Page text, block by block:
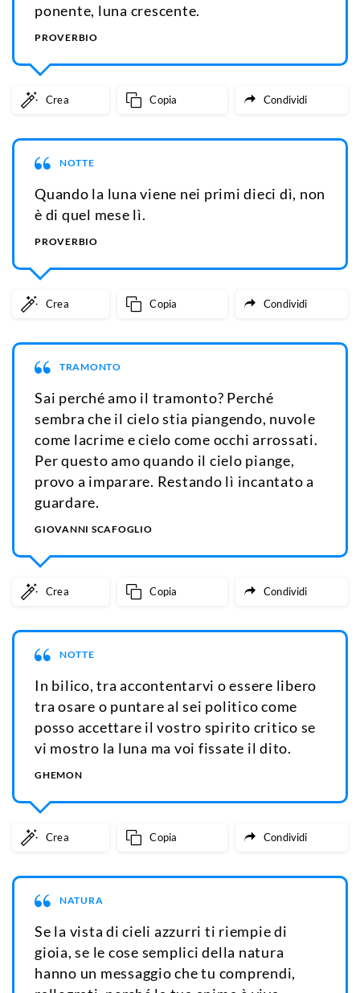
ponente, luna crescente.
PROVERBIO
Crea Copia Condividi
NOTTE
Quando la luna viene nei primi dieci dì, non
è di quel mese lì.
PROVERBIO
Crea Copia Condividi
TRAMONTO
Sai perché amo il tramonto? Perché
sembra che il cielo stia piangendo, nuvole
come lacrime e cielo come occhi arrossati.
Per questo amo quando il cielo piange,
provo a imparare. Restando lì incantato a
guardare.
GIOVANNI SCAFOGLIO
Crea Copia Condividi
NOTTE
In bilico, tra accontentarvi o essere libero
tra osare o puntare al sei politico come
posso accettare il vostro spirito critico se
vi mostro la luna ma voi fissate il dito.
GHEMON
Crea Copia Condividi
NATURA
Se la vista di cieli azzurri ti riempie di
gioia, se le cose semplici della natura
hanno un messaggio che tu comprendi,